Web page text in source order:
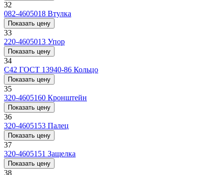
32
082-4605018 Втулка
Показать цену
33
220-4605013 Упор
Показать цену
34
С42 ГОСТ 13940-86 Кольцо
Показать цену
35
320-4605160 Кронштейн
Показать цену
36
320-4605153 Палец
Показать цену
37
320-4605151 Защелка
Показать цену
38